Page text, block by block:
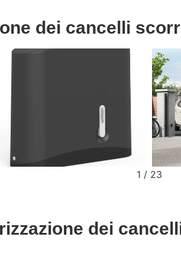
dei cancelli
2 / 23
dei